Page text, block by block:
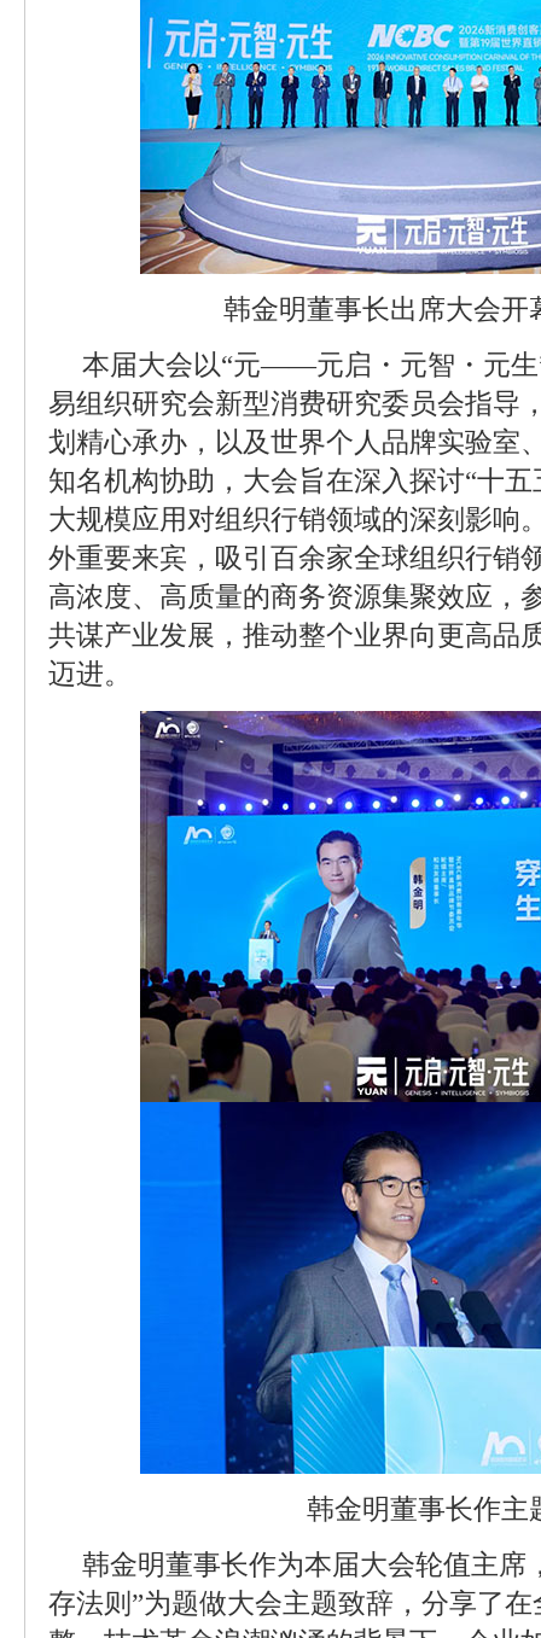
韩金明董事长出席大会开
本届大会以“元——元启・元智・元生
易组织研究会新型消费研究委员会指导
划精心承办，以及世界个人品牌实验室
知名机构协助，大会旨在深入探讨“十
大规模应用对组织行销领域的深刻影响
外重要来宾，吸引百余家全球组织行销
高浓度、高质量的商务资源集聚效应，
共谋产业发展，推动整个业界向更高品
迈进。
韩金明董事长作主
韩金明董事长作为本届大会轮值主席
存法则”为题做大会主题致辞，分享了